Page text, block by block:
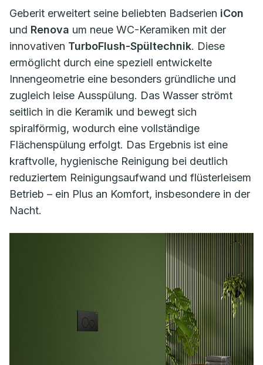
Geberit erweitert seine beliebten Badserien iCon
und Renova um neue WC-Keramiken mit der
innovativen TurboFlush-Spültechnik. Diese
ermöglicht durch eine speziell entwickelte
Innengeometrie eine besonders gründliche und
zugleich leise Ausspülung. Das Wasser strömt
seitlich in die Keramik und bewegt sich
spiralförmig, wodurch eine vollständige
Flächenspülung erfolgt. Das Ergebnis ist eine
kraftvolle, hygienische Reinigung bei deutlich
reduziertem Reinigungsaufwand und flüsterleisem
Betrieb – ein Plus an Komfort, insbesondere in der
Nacht.